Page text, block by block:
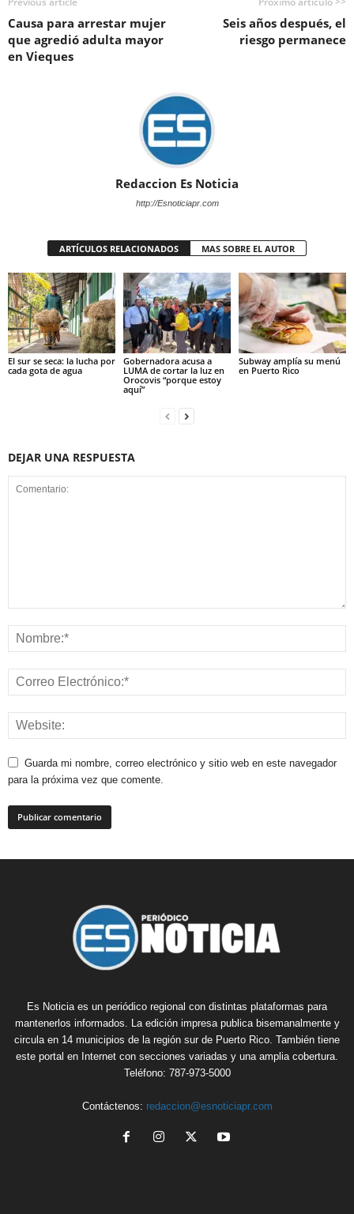
Causa para arrestar mujer
que agredió adulta mayor
en Vieques
Seis años después, el
riesgo permanece
Redaccion Es Noticia
http://Esnoticiapr.com
ARTÍCULOS RELACIONADOS MAS SOBRE EL AUTOR
El sur se seca: la lucha por
cada gota de agua
Gobernadora acusa a
LUMA de cortar la luz en
Orocovis “porque estoy
aquí”
Subway amplía su menú
en Puerto Rico
DEJAR UNA RESPUESTA
Guarda mi nombre, correo electrónico y sitio web en este navegador
para la próxima vez que comente.
Es Noticia es un periódico regional con distintas plataformas para
mantenerlos informados. La edición impresa publica bisemanalmente y
circula en 14 municipios de la región sur de Puerto Rico. También tiene
este portal en Internet con secciones variadas y una amplia cobertura.
Teléfono: 787-973-5000
Contáctenos: redaccion@esnoticiapr.com